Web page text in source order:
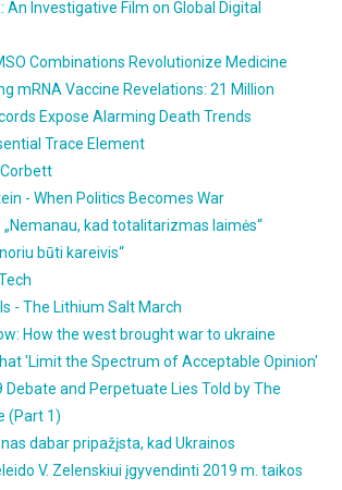
An Investigative Film on Global Digital
Combinations Revolutionize Medicine
mRNA Vaccine Revelations: 21 Million
Expose Alarming Death Trends
Trace Element
- When Politics Becomes War
„Nemanau, kad totalitarizmas laimės“
būti kareivis“
- The Lithium Salt March
How the west brought war to ukraine
'Limit the Spectrum of Acceptable Opinion'
Debate and Perpetuate Lies Told by The
(Part 1)
dabar pripažįsta, kad Ukrainos
V. Zelenskiui įgyvendinti 2019 m. taikos